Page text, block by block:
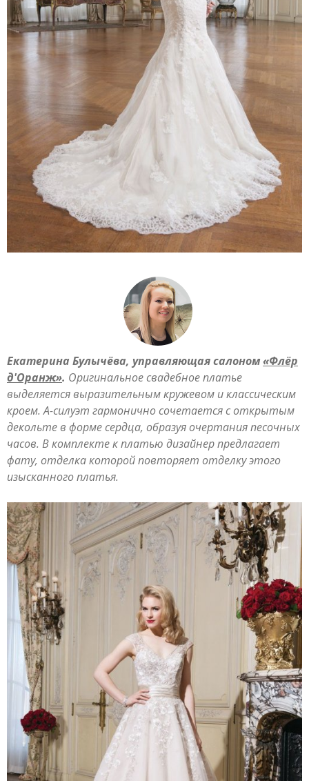
Екатерина Булычёва, управляющая салоном«Флёр
д'Оранж». Оригинальное свадебное платье
выделяется выразительным кружевом и классическим
кроем. А-силуэт гармонично сочетается с открытым
декольте в форме сердца, образуя очертания песочных
часов. В комплекте к платью дизайнер предлагает
фату, отделка которой повторяет отделку этого
изысканного платья.